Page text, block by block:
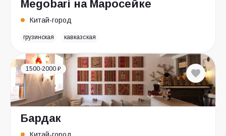
Megobari на Маросейке
Китай-город
грузинская кавказская
1500-2000 ₽
Бардак